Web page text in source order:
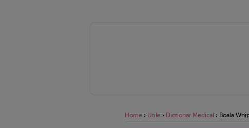
Home › Utile › Dictionar Medical › Boala